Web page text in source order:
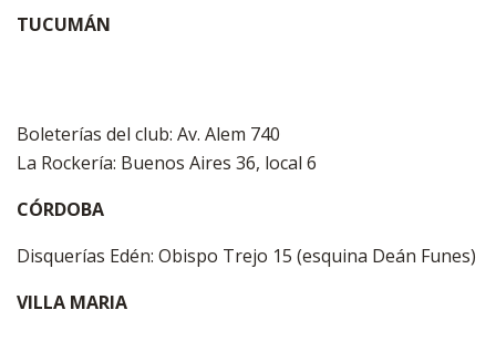
TUCUMÁN
Boleterías del club: Av. Alem 740
La Rockería: Buenos Aires 36, local 6
CÓRDOBA
Disquerías Edén: Obispo Trejo 15 (esquina Deán Funes)
VILLA MARIA